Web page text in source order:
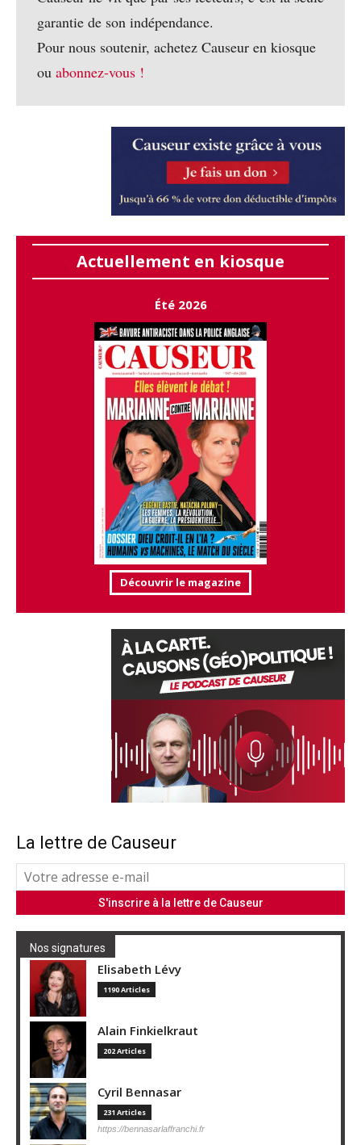
garantie de son indépendance.
Pour nous soutenir, achetez Causeur en kiosque
ou abonnez-vous !
Actuellement en kiosque
Été 2026
Découvrir le magazine
La lettre de Causeur
Nos signatures
Elisabeth Lévy
1190 Articles
Alain Finkielkraut
202 Articles
Cyril Bennasar
231 Articles
https://bennasarlaffranchi.fr